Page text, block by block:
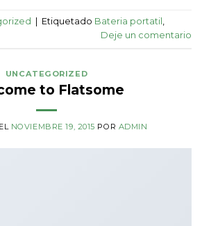
Etiquetado Bateria portatil ,
Deje un comentario
UNCATEGORIZED
to Flatsome
NOVIEMBRE 19, 2015 POR ADMIN